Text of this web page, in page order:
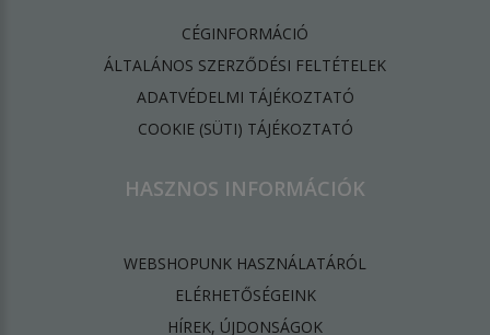
CÉGINFORMÁCIÓ
ÁLTALÁNOS SZERZŐDÉSI FELTÉTELEK
ADATVÉDELMI TÁJÉKOZTATÓ
​COOKIE (SÜTI) TÁJÉKOZTATÓ
HASZNOS INFORMÁCIÓK
WEBSHOPUNK HASZNÁLATÁRÓL
ELÉRHETŐSÉGEINK
HÍREK, ÚJDONSÁGOK